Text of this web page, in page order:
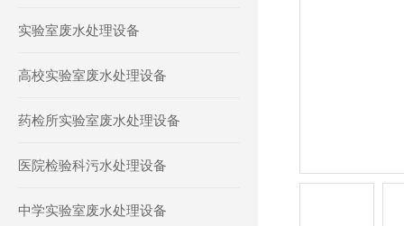
实验室废水处理设备
高校实验室废水处理设备
药检所实验室废水处理设备
医院检验科污水处理设备
中学实验室废水处理设备